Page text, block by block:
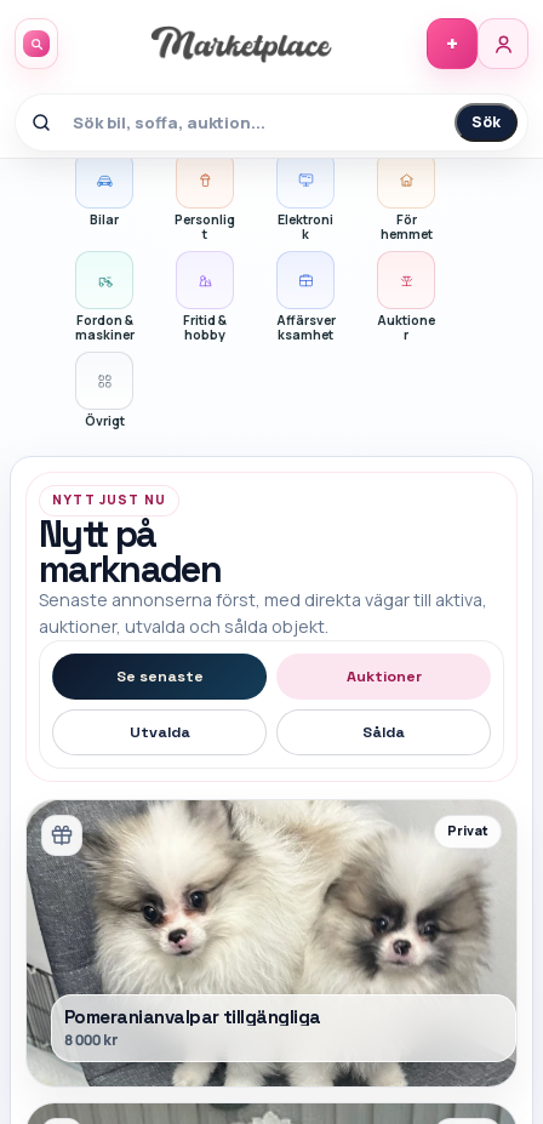
Sök
+
Köp och sälj på Marketplace.se
Bilar
Personlig
t
Elektroni
k
För
hemmet
Fordon &
maskiner
Fritid &
hobby
Affärsver
ksamhet
Auktione
r
Övrigt
NYTT JUST NU
Nytt på
marknaden
Senaste annonserna först, med direkta vägar till aktiva,
auktioner, utvalda och sålda objekt.
Se senaste Auktioner
Utvalda Sålda
Privat
Pomeranianvalpar tillgängliga
8 000 kr